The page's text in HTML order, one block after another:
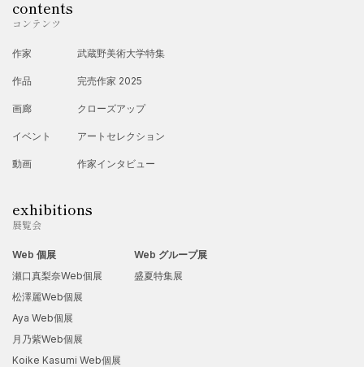
り、フラワーペーパーアート）を用いてネパールの子どもたち
めます。
2017年
・児童発達支援事業所にて保育士として勤務
2019年
・この時に、途中で寄ったネパールで曼荼羅の店で修行。
2020年
・夫からのプレゼントiPadでデジタルイラストを描き始める。
【個展】
2020年
contents
コンテンツ
作家
作品
画廊
イベント
動画
武蔵野美術大学特集
完売作家 2025
クローズアップ
アートセレクション
作家インタビュー
exhibitions
展覧会
Web 個展
瀬口真梨奈Web個展
松澤麗Web個展
Aya Web個展
月乃紫Web個展
Koike Kasumi Web個展
Web グループ展
盛夏特集展